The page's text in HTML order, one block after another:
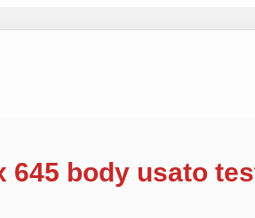
645 body usato